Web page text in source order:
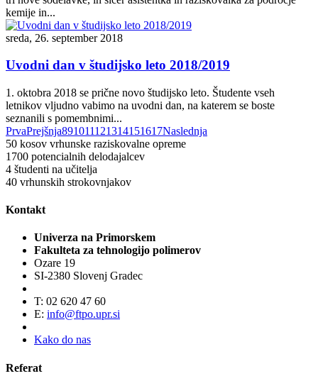
kemije in...
sreda, 26. september 2018
Uvodni dan v študijsko leto 2018/2019
1. oktobra 2018 se prične novo študijsko leto. Študente vseh
letnikov vljudno vabimo na uvodni dan, na katerem se boste
seznanili s pomembnimi...
PrvaPrejšnja891011121314151617Naslednja
50 kosov vrhunske raziskovalne opreme
1700 potencialnih delodajalcev
4 študenti na učitelja
40 vrhunskih strokovnjakov
Kontakt
Univerza na Primorskem
Fakulteta za tehnologijo polimerov
Ozare 19
SI-2380 Slovenj Gradec
T: 02 620 47 60
E: info@ftpo.upr.si
Kako do nas
Referat